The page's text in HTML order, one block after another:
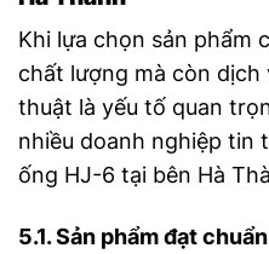
Khi lựa chọn sản phẩm
chất lượng mà còn dịch
thuật là yếu tố quan
nhiều doanh nghiệp tin
ống HJ-6 tại bên Hà
5.1. Sản phẩm đạt